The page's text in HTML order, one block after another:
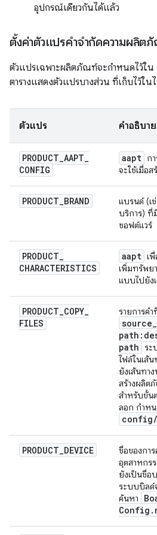
อุปกรณ์เดียวกันได้แล้ว
ตั้งค่าตัวแปรคำจำกัดความผลิต
ตัวแปรเฉพาะผลิตภัณฑ์จะกำหนดไว้ใ
ตารางแสดงตัวแปรบางส่วน ที่เก็บไว้ใ
ตัวแปร คำอธิบาย
PRODUCT_AAPT_
CONFIG
aapt ก
จะใช้เมื่อส
PRODUCT_BRAND
แบรนด์ (เ
บริการ) ที่
ซอฟต์แวร์
PRODUCT_
CHARACTERISTICS
aapt เ
เพิ่มทรัพย
แบบไปยัง
PRODUCT_COPY_
FILES
รายการค
source_
path ระ
ไฟล์ในเส้
ยังเส้นทา
สร้างผลิต
สำหรับขั้น
ลอก กำหน
config/
PRODUCT_DEVICE
ชื่อของกา
อุตสาหกร
ยังเป็นชื่อ
ระบบบิลด์
ค้นหา
Config .